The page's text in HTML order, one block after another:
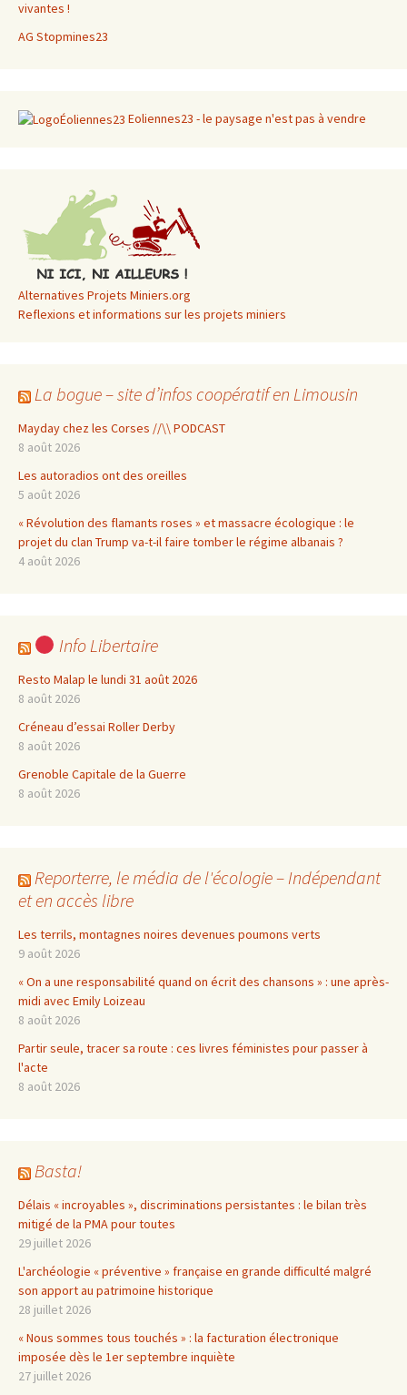
vivantes !
AG Stopmines23
Eoliennes23 - le paysage n'est pas à vendre
Alternatives Projets Miniers.org
Reflexions et informations sur les projets miniers
La bogue – site d’infos coopératif en Limousin
Mayday chez les Corses //\\ PODCAST
8 août 2026
Les autoradios ont des oreilles
5 août 2026
« Révolution des flamants roses » et massacre écologique : le
projet du clan Trump va-t-il faire tomber le régime albanais ?
4 août 2026
Info Libertaire
Resto Malap le lundi 31 août 2026
8 août 2026
Créneau d’essai Roller Derby
8 août 2026
Grenoble Capitale de la Guerre
8 août 2026
Reporterre, le média de l'écologie – Indépendant
et en accès libre
Les terrils, montagnes noires devenues poumons verts
9 août 2026
« On a une responsabilité quand on écrit des chansons » : une après-
midi avec Emily Loizeau
8 août 2026
Partir seule, tracer sa route : ces livres féministes pour passer à
l'acte
8 août 2026
Basta!
Délais « incroyables », discriminations persistantes : le bilan très
mitigé de la PMA pour toutes
29 juillet 2026
L'archéologie « préventive » française en grande difficulté malgré
son apport au patrimoine historique
28 juillet 2026
« Nous sommes tous touchés » : la facturation électronique
imposée dès le 1er septembre inquiète
27 juillet 2026